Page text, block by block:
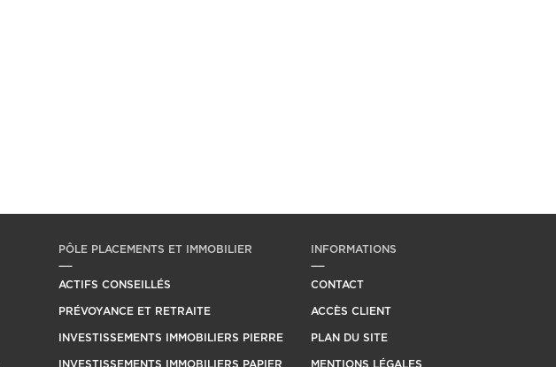
PÔLE PLACEMENTS ET IMMOBILIER
ACTIFS CONSEILLÉS
PRÉVOYANCE ET RETRAITE
INVESTISSEMENTS IMMOBILIERS PIERRE
INVESTISSEMENTS IMMOBILIERS PAPIER
INFORMATIONS
CONTACT
ACCÈS CLIENT
PLAN DU SITE
MENTIONS LÉGALES